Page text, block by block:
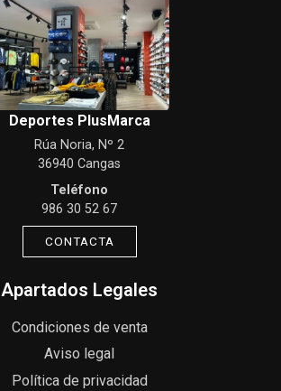
Deportes PlusMarca
Rúa Noria, Nº 2
36940 Cangas
Teléfono
986 30 52 67
CONTACTA
Apartados Legales
Condiciones de venta
Aviso legal
Política de privacidad